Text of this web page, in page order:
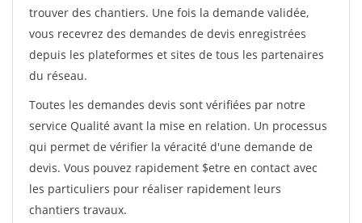
trouver des chantiers. Une fois la demande validée,
vous recevrez des demandes de devis enregistrées
depuis les plateformes et sites de tous les partenaires
du réseau.
Toutes les demandes devis sont vérifiées par notre
service Qualité avant la mise en relation. Un processus
qui permet de vérifier la véracité d'une demande de
devis. Vous pouvez rapidement $etre en contact avec
les particuliers pour réaliser rapidement leurs
chantiers travaux.